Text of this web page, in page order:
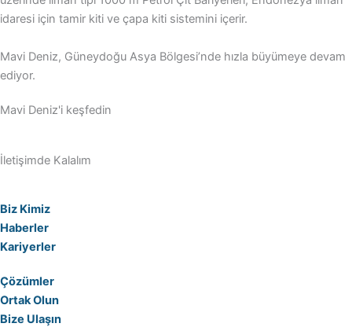
idaresi için tamir kiti ve çapa kiti sistemini içerir.
Mavi Deniz, Güneydoğu Asya Bölgesi’nde hızla büyümeye devam
ediyor.
Mavi Deniz'i keşfedin
İletişimde Kalalım
Biz Kimiz
Haberler
Kariyerler
Çözümler
Ortak Olun
Bize Ulaşın